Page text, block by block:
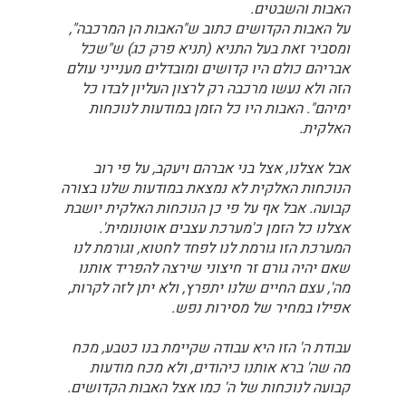
האבות והשבטים.
על האבות הקדושים כתוב ש"האבות הן המרכבה",
ומסביר זאת בעל התניא (תניא פרק כג) ש"שכל
אבריהם כולם היו קדושים ומובדלים מענייני עולם
הזה ולא נעשו מרכבה רק לרצון העליון לבדו כל
ימיהם". האבות היו כל הזמן במודעות לנוכחות
האלקית.
אבל אצלנו, אצל בני אברהם ויעקב, על פי רוב
הנוכחות האלקית לא נמצאת במודעות שלנו בצורה
קבועה. אבל אף על פי כן הנוכחות האלקית יושבת
אצלנו כל הזמן כ'מערכת עצבים אוטונומית'.
המערכת הזו גורמת לנו לפחד לחטוא, וגורמת לנו
שאם יהיה גורם זר חיצוני שירצה להפריד אותנו
מה', עצם החיים שלנו יתפרץ, ולא יתן לזה לקרות,
אפילו במחיר של מסירות נפש.
עבודת ה' הזו היא עבודה שקיימת בנו כטבע, מכח
מה שה' ברא אותנו כיהודים, ולא מכח מודעות
קבועה לנוכחות של ה' כמו אצל האבות הקדושים.